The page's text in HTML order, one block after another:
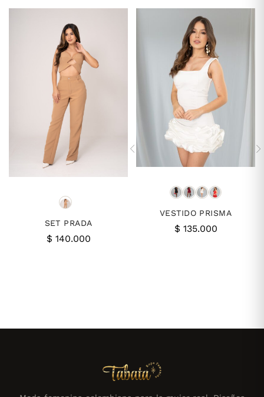
SET PRADA
$ 140.000
VESTIDO PRISMA
$ 135.000